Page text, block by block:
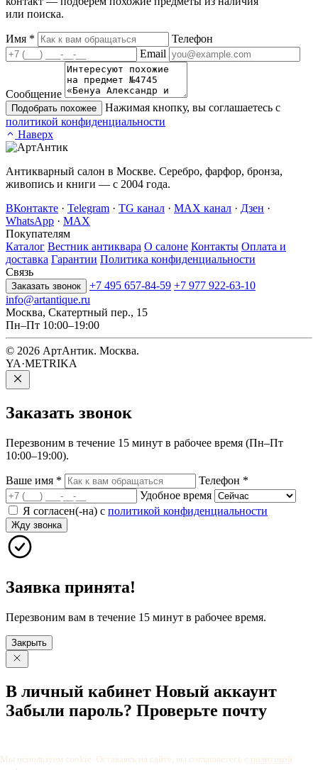
или поиска.
Имя *
Телефон
Email
Сообщение
Подобрать похожее
Нажимая кнопку, вы соглашаетесь с
политикой конфиденциальности
Наверх
Антикварный салон в Москве. Серебро, фарфор, бронза,
живопись и книги — с 2004 года.
ВКонтакте · Telegram · TG канал · MAX канал · Дзен ·
WhatsApp · MAX
Покупателям
Каталог Вестник антиквара О салоне Контакты Оплата и
доставка Гарантии Политика конфиденциальности
Связь
Заказать звонок +7 495 657-84-59 +7 977 922-63-10
info@artantique.ru
Москва, Скатертный пер., 15
Пн–Пт 10:00–19:00
© 2026 АртАнтик. Москва.
YA·METRIKA
Заказать звонок
Перезвоним в течение 15 минут в рабочее время (Пн–Пт
10:00–19:00).
Ваше имя * Телефон *
Удобное время
Я согласен(-на) с политикой конфиденциальности
Жду звонка
Заявка принята!
Перезвоним вам в течение 15 минут в рабочее время.
Закрыть
Мы используем cookie. Оставаясь на сайте, вы соглашаетесь с политикой
В личный кабинет Новый аккаунт
Забыли пароль? Проверьте почту